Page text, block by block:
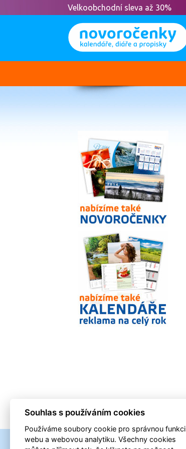
Velkoobchodní sleva až 30%
Souhlas s používáním cookies
Používáme soubory cookie pro správnou funkci
webu a webovou analytiku. Všechny cookies